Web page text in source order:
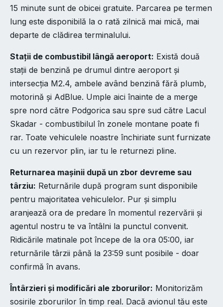
15 minute sunt de obicei gratuite. Parcarea pe termen
lung este disponibilă la o rată zilnică mai mică, mai
departe de clădirea terminalului.
Stații de combustibil lângă aeroport: Există două
stații de benzină pe drumul dintre aeroport și
intersecția M2.4, ambele având benzină fără plumb,
motorină și AdBlue. Umple aici înainte de a merge
spre nord către Podgorica sau spre sud către Lacul
Skadar - combustibilul în zonele montane poate fi
rar. Toate vehiculele noastre închiriate sunt furnizate
cu un rezervor plin, iar tu le returnezi pline.
Returnarea mașinii după un zbor devreme sau
târziu: Returnările după program sunt disponibile
pentru majoritatea vehiculelor. Pur și simplu
aranjează ora de predare în momentul rezervării și
agentul nostru te va întâlni la punctul convenit.
Ridicările matinale pot începe de la ora 05:00, iar
returnările târzii până la 23:59 sunt posibile - doar
confirmă în avans.
Întârzieri și modificări ale zborurilor: Monitorizăm
sosirile zborurilor în timp real. Dacă avionul tău este